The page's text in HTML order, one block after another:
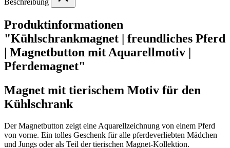
Beschreibung
Produktinformationen
"Kühlschrankmagnet | freundliches Pferd
| Magnetbutton mit Aquarellmotiv |
Pferdemagnet"
Magnet mit tierischem Motiv für den
Kühlschrank
Der Magnetbutton zeigt eine Aquarellzeichnung von einem Pferd
von vorne. Ein tolles Geschenk für alle pferdeverliebten Mädchen
und Jungs oder als Teil der tierischen Magnet-Kollektion.